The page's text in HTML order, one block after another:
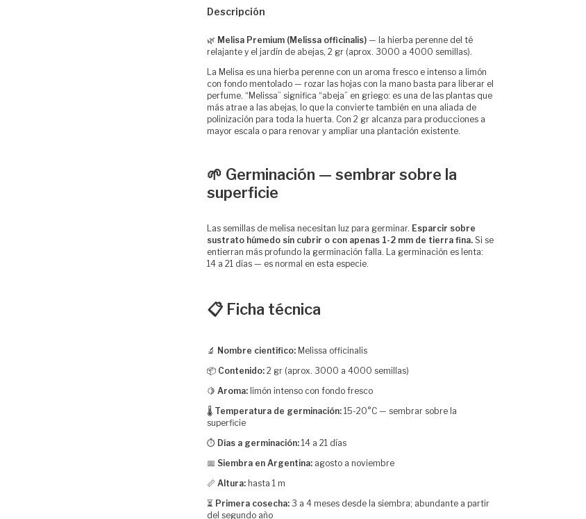
Descripción
🌿 Melisa Premium (Melissa officinalis) — la hierba perenne del té
relajante y el jardín de abejas, 2 gr (aprox. 3000 a 4000 semillas).
La Melisa es una hierba perenne con un aroma fresco e intenso a limón
con fondo mentolado — rozar las hojas con la mano basta para liberar el
perfume. “Melissa” significa “abeja” en griego: es una de las plantas que
más atrae a las abejas, lo que la convierte también en una aliada de
polinización para toda la huerta. Con 2 gr alcanza para producciones a
mayor escala o para renovar y ampliar una plantación existente.
🌱 Germinación — sembrar sobre la
superficie
Las semillas de melisa necesitan luz para germinar. Esparcir sobre
sustrato húmedo sin cubrir o con apenas 1-2 mm de tierra fina. Si se
entierran más profundo la germinación falla. La germinación es lenta:
14 a 21 días — es normal en esta especie.
📋 Ficha técnica
🔬 Nombre científico: Melissa officinalis
📦 Contenido: 2 gr (aprox. 3000 a 4000 semillas)
🍋 Aroma: limón intenso con fondo fresco
🌡️ Temperatura de germinación: 15-20°C — sembrar sobre la
superficie
⏱️ Días a germinación: 14 a 21 días
📅 Siembra en Argentina: agosto a noviembre
📏 Altura: hasta 1 m
⏳ Primera cosecha: 3 a 4 meses desde la siembra; abundante a partir
del segundo año